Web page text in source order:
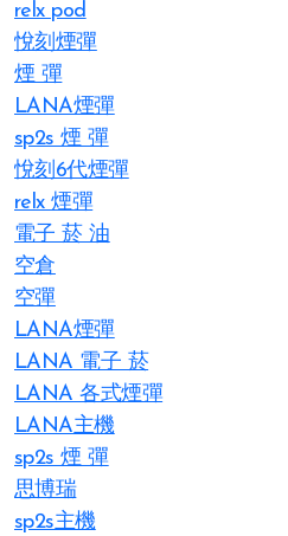
relx pod
悅刻煙彈
煙 彈
LANA煙彈
sp2s 煙 彈​
悅刻6代煙彈
relx 煙彈
電子 菸 油
空倉
空彈
LANA煙彈
LANA 電子 菸​
LANA 各式煙彈
LANA主機
sp2s 煙 彈​
思博瑞
sp2s主機